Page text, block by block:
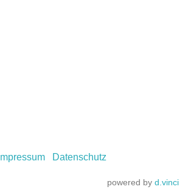
Impressum Datenschutz
powered by d.vinci